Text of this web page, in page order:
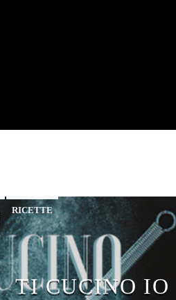
RICETTE
TI CUCINO IO